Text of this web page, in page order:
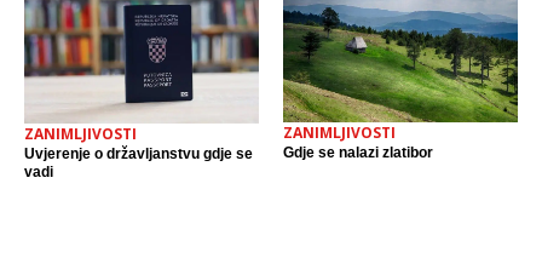
ZANIMLJIVOSTI
Uvjerenje o državljanstvu gdje se
vadi
ZANIMLJIVOSTI
Gdje se nalazi zlatibor